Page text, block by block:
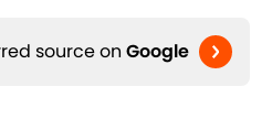
source on Google